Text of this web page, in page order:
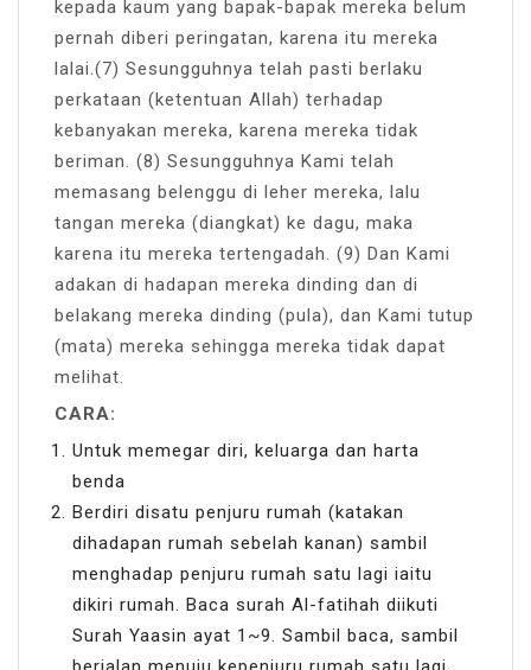
kepada kaum yang bapak-bapak mereka belum
pernah diberi peringatan, karena itu mereka
lalai.(7) Sesungguhnya telah pasti berlaku
perkataan (ketentuan Allah) terhadap
kebanyakan mereka, karena mereka tidak
beriman. (8) Sesungguhnya Kami telah
memasang belenggu di leher mereka, lalu
tangan mereka (diangkat) ke dagu, maka
karena itu mereka tertengadah. (9) Dan Kami
adakan di hadapan mereka dinding dan di
belakang mereka dinding (pula), dan Kami tutup
(mata) mereka sehingga mereka tidak dapat
melihat.
CARA:
Untuk memegar diri, keluarga dan harta
benda
Berdiri disatu penjuru rumah (katakan
dihadapan rumah sebelah kanan) sambil
menghadap penjuru rumah satu lagi iaitu
dikiri rumah. Baca surah Al-fatihah diikuti
Surah Yaasin ayat 1~9. Sambil baca, sambil